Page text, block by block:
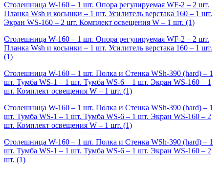
Столешница W-160 – 1 шт. Опора регулируемая WF-2 – 2 шт.
Планка Wsh и косынки – 1 шт. Усилитель верстака 160 – 1 шт.
Экран WS-160 – 2 шт. Комплект освещения W – 1 шт. (1)
Столешница W-160 – 1 шт. Опора регулируемая WF-2 – 2 шт.
Планка Wsh и косынки – 1 шт. Усилитель верстака 160 – 1 шт.
(1)
Столешница W-160 – 1 шт. Полка и Стенка WSh-390 (hard) – 1
шт. Тумба WS-1 – 1 шт. Тумба WS-6 – 1 шт. Экран WS-160 – 1
шт. Комплект освещения W – 1 шт. (1)
Столешница W-160 – 1 шт. Полка и Стенка WSh-390 (hard) – 1
шт. Тумба WS-1 – 1 шт. Тумба WS-6 – 1 шт. Экран WS-160 – 2
шт. Комплект освещения W – 1 шт. (1)
Столешница W-160 – 1 шт. Полка и Стенка WSh-390 (hard) – 1
шт. Тумба WS-1 – 1 шт. Тумба WS-6 – 1 шт. Экран WS-160 – 2
шт. (1)